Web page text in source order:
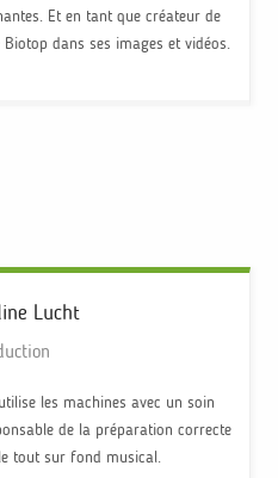
Et en tant que créateur de
dans ses images et vidéos.
Lucht
les machines avec un soin
de la préparation correcte
tout sur fond musical.